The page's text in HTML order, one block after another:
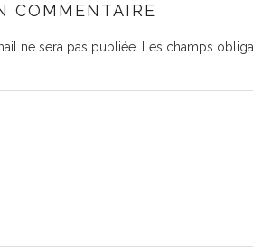
COMMENTAIRE
ne sera pas publiée. Les champs